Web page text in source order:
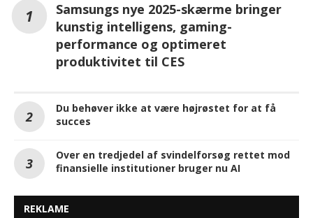
Samsungs nye 2025-skærme bringer
kunstig intelligens, gaming-
performance og optimeret
produktivitet til CES
Du behøver ikke at være højrøstet for at få
succes
Over en tredjedel af svindelforsøg rettet mod
finansielle institutioner bruger nu AI
REKLAME